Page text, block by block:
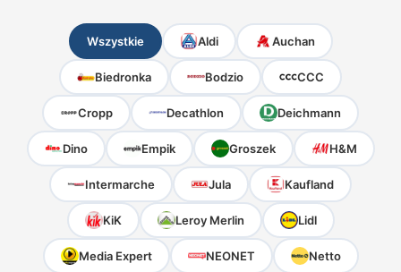
Wszystkie Aldi Auchan
Biedronka Bodzio CCC
Cropp Decathlon Deichmann
Dino Empik Groszek H&M
Intermarche Jula Kaufland
KiK Leroy Merlin Lidl
Media Expert NEONET Netto